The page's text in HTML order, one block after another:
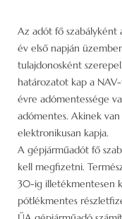
Az adót fő szabályként
év első napján
tulajdonosként
határozatot kap a
évre adómentessége
adómentes. Akinek
elektronikusan kapja.
A gépjárműadót fő
kell megfizetni.
30-ig illetékmentesen
pótlékmentes